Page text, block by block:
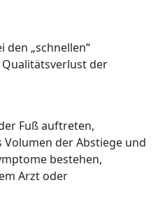
den „schnellen“
der
Fuß auftreten,
Volumen der Abstiege und
bestehen,
Arzt oder